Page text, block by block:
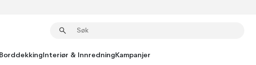
Interiør & InnredningKampanjer